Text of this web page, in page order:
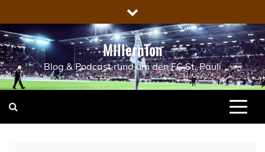
to
content
MillernTon
Blog & Podcast rund um den FC St. Pauli